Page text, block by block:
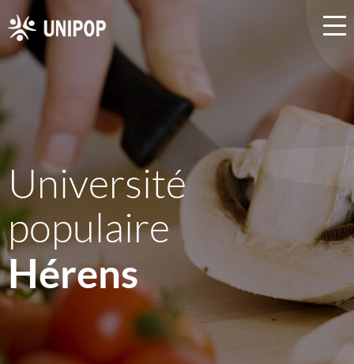
Université
populaire
Hérens